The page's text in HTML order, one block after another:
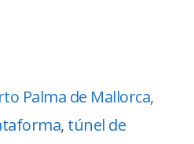
Palma de Mallorca,
, túnel de